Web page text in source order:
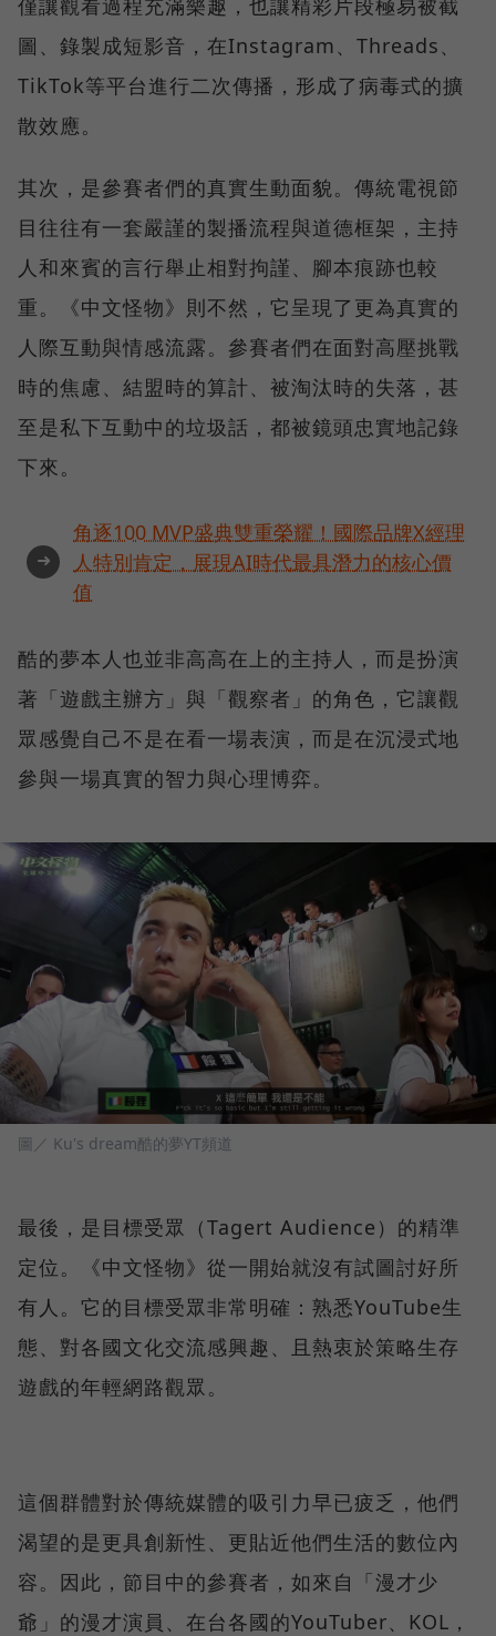
圖、錄製成短影音，在Instagram、Threads、
TikTok等平台進行二次傳播，形成了病毒式的擴
散效應。
其次，是參賽者們的真實生動面貌。傳統電視節
目往往有一套嚴謹的製播流程與道德框架，主持
人和來賓的言行舉止相對拘謹、腳本痕跡也較
重。《中文怪物》則不然，它呈現了更為真實的
人際互動與情感流露。參賽者們在面對高壓挑戰
時的焦慮、結盟時的算計、被淘汰時的失落，甚
至是私下互動中的垃圾話，都被鏡頭忠實地記錄
下來。
➜
角逐100 MVP盛典雙重榮耀！國際品牌X經理
人特別肯定，展現AI時代最具潛力的核心價
值
酷的夢本人也並非高高在上的主持人，而是扮演
著「遊戲主辦方」與「觀察者」的角色，它讓觀
眾感覺自己不是在看一場表演，而是在沉浸式地
參與一場真實的智力與心理博弈。
圖／ Ku's dream酷的夢YT頻道
最後，是目標受眾（Tagert Audience）的精準
定位。《中文怪物》從一開始就沒有試圖討好所
有人。它的目標受眾非常明確：熟悉YouTube生
態、對各國文化交流感興趣、且熱衷於策略生存
遊戲的年輕網路觀眾。
這個群體對於傳統媒體的吸引力早已疲乏，他們
渴望的是更具創新性、更貼近他們生活的數位內
容。因此，節目中的參賽者，如來自「漫才少
爺」的漫才演員、在台各國的YouTuber、KOL，